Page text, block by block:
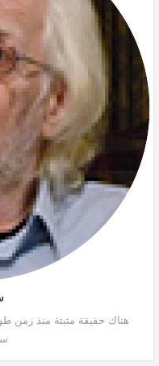
هناك حقيقة مثبتة منذ زمن